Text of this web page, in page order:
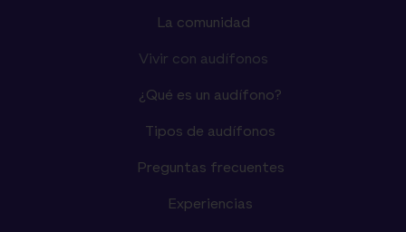
La comunidad
Vivir con audífonos
¿Qué es un audífono?
Tipos de audífonos
Preguntas frecuentes
Experiencias